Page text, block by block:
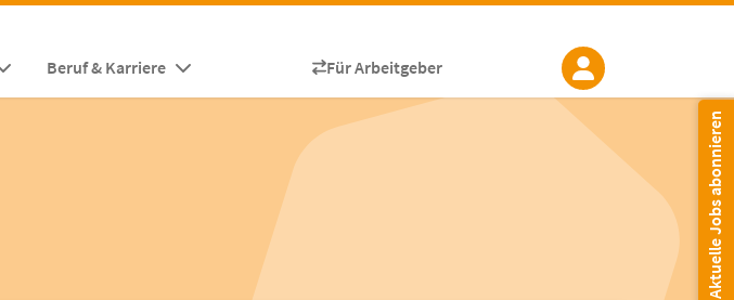
Beruf & Karriere Für Arbeitgeber
Aktuelle Jobs abonnieren